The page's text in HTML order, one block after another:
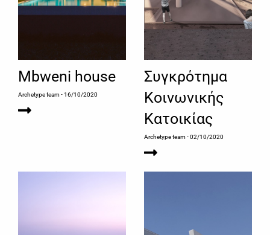
Mbweni house
Archetype team- 16/10/2020
Συγκρότημα
Κοινωνικής
Κατοικίας
Archetype team- 02/10/2020